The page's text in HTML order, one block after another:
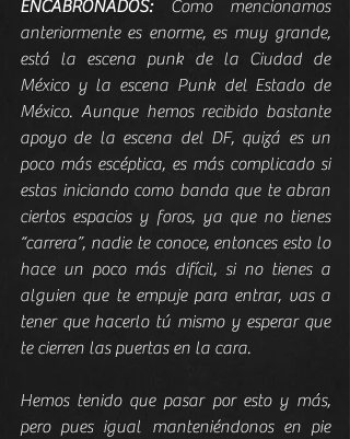
ENCABRONADOS: Como mencionamos
anteriormente es enorme, es muy grande,
está la escena punk de la Ciudad de
México y la escena Punk del Estado de
México. Aunque hemos recibido bastante
apoyo de la escena del DF, quizá es un
poco más escéptica, es más complicado si
estas iniciando como banda que te abran
ciertos espacios y foros, ya que no tienes
“carrera”, nadie te conoce, entonces esto lo
hace un poco más difícil, si no tienes a
alguien que te empuje para entrar, vas a
tener que hacerlo tú mismo y esperar que
te cierren las puertas en la cara.
Hemos tenido que pasar por esto y más,
pero pues igual manteniéndonos en pie